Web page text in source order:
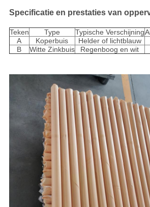
Specificatie en prestaties van
Teken Type Typische Verschijning
A
Koperbuis Helder of lichtblauw
B
Witte Zinkbuis Regenboog en wit